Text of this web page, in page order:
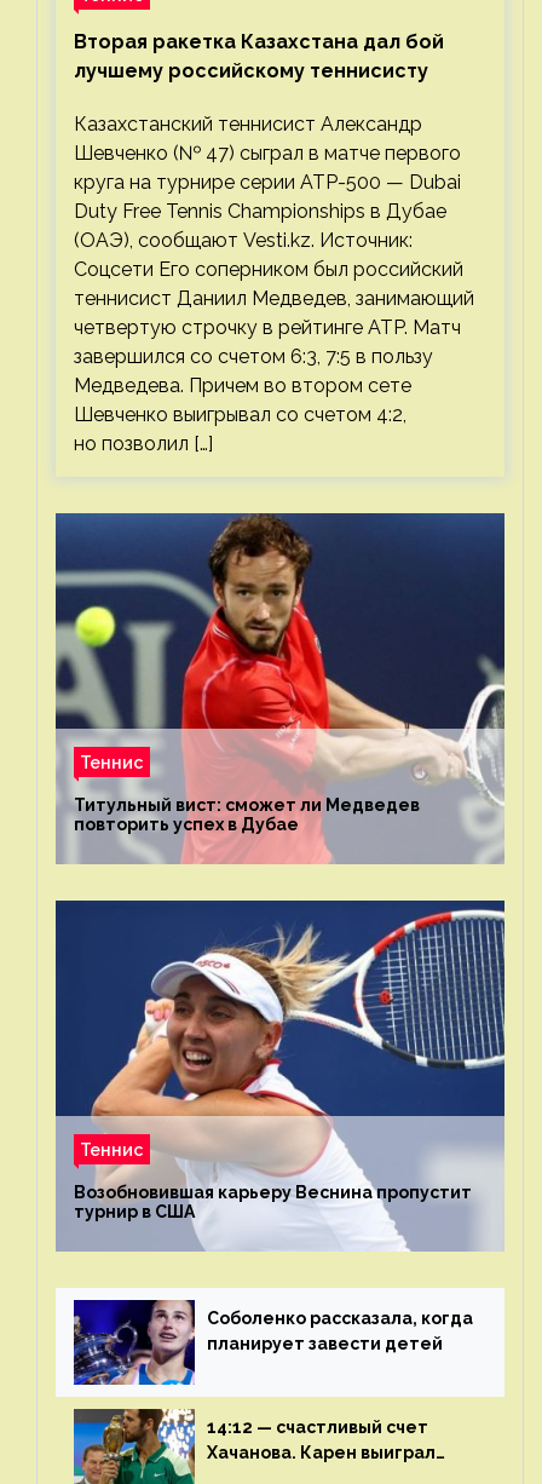
Вторая ракетка Казахстана дал бой
лучшему российскому теннисисту
Казахстанский теннисист Александр
Шевченко (№ 47) сыграл в матче первого
круга на турнире серии ATP-500 — Dubai
Duty Free Tennis Championships в Дубае
(ОАЭ), сообщают Vesti.kz. Источник:
Соцсети Его соперником был российский
теннисист Даниил Медведев, занимающий
четвертую строчку в рейтинге ATP. Матч
завершился со счетом 6:3, 7:5 в пользу
Медведева. Причем во втором сете
Шевченко выигрывал со счетом 4:2,
но позволил […]
Теннис
Титульный вист: сможет ли Медведев
повторить успех в Дубае
Теннис
Возобновившая карьеру Веснина пропустит
турнир в США
Соболенко рассказала, когда
планирует завести детей
14:12 — счастливый счет
Хачанова. Карен выиграл